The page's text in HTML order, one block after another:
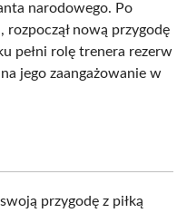
narodowego. Po
nową przygodę
pełni rolę trenera rezerw
jego zaangażowanie w
przygodę z piłką